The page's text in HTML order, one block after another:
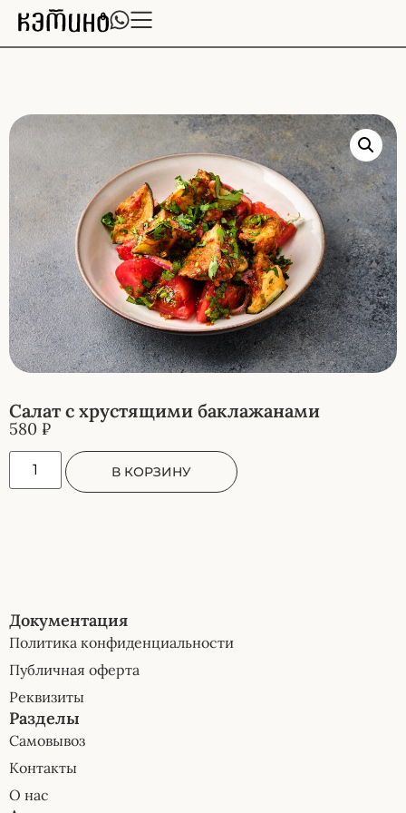
Салат с хрустящими баклажанами
580 ₽
В КОРЗИНУ
Документация
Политика конфиденциальности
Публичная оферта
Реквизиты
Разделы
Самовывоз
Контакты
О нас